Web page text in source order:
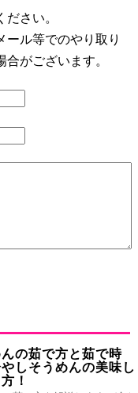
さい。
ール等でのやり取り
がございます。
の茹で方と茹で時
しそうめんの美味し
！